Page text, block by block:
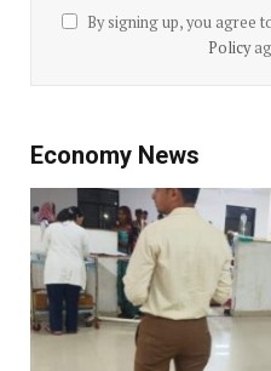
By signing up, you agree
Policy
Economy News